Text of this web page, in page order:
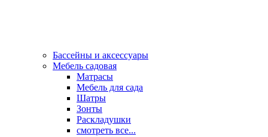
Бассейны и аксессуары
Мебель садовая
Матрасы
Мебель для сада
Шатры
Зонты
Раскладушки
смотреть все...